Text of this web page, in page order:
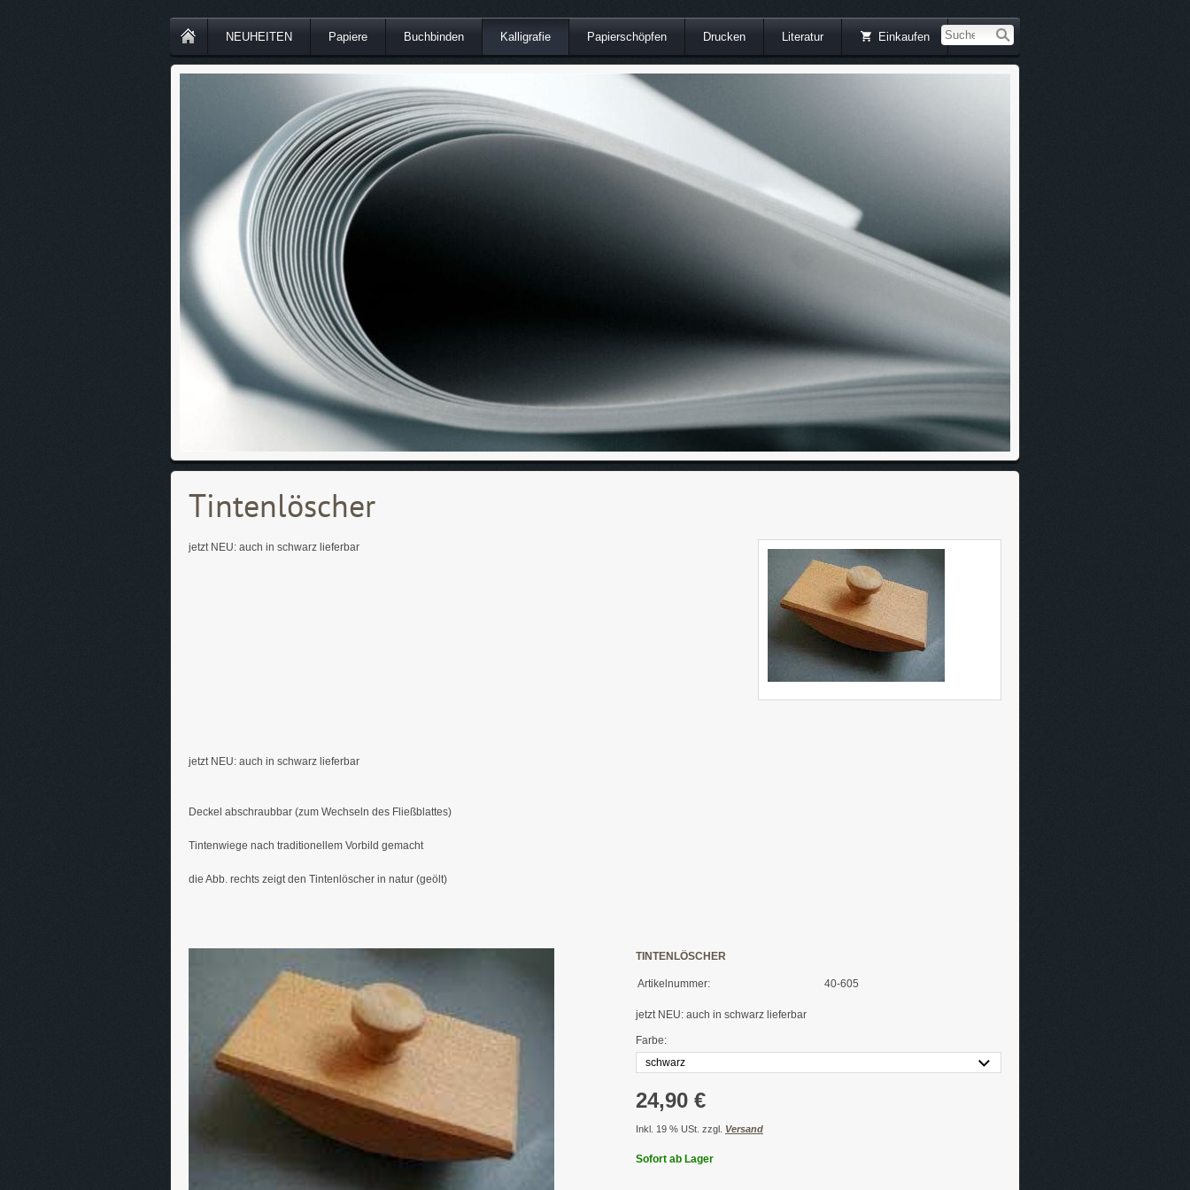
NEUHEITEN Papiere Buchbinden Kalligrafie Papierschöpfen Drucken Literatur Einkaufen
Tintenlöscher
jetzt NEU: auch in schwarz lieferbar
jetzt NEU: auch in schwarz lieferbar
Deckel abschraubbar (zum Wechseln des Fließblattes)
Tintenwiege nach traditionellem Vorbild gemacht
die Abb. rechts zeigt den Tintenlöscher in natur (geölt)
TINTENLÖSCHER
Artikelnummer: 40-605
jetzt NEU: auch in schwarz lieferbar
Farbe:
24,90 €
Inkl. 19 % USt. zzgl. Versand
Sofort ab Lager